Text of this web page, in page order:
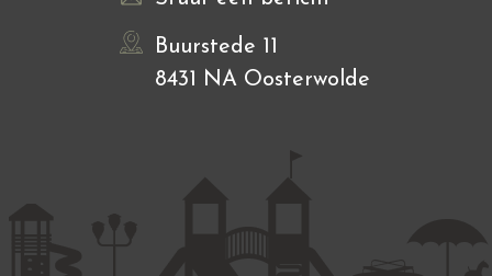
Buurstede 11
8431 NA Oosterwolde